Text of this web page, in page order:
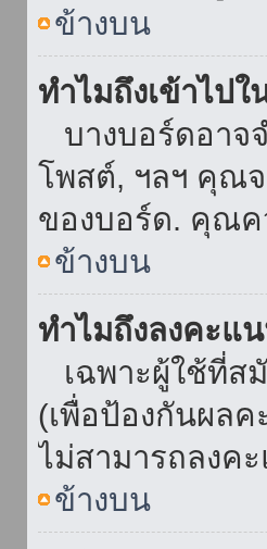
ข้างบน
ทำไมถึงเข้าไป
บางบอร์ดอาจ
โพสต์, ฯลฯ คุณจ
ของบอร์ด. คุณค
ข้างบน
ทำไมถึงลงคะแ
เฉพาะผู้ใช้ที่ส
(เพื่อป้องกันผล
ไม่สามารถลงค
ข้างบน